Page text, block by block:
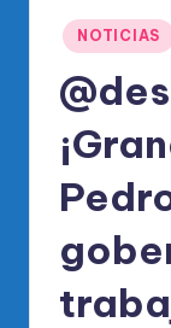
di
O
ci
al
Publicado
en
NOTICIAS